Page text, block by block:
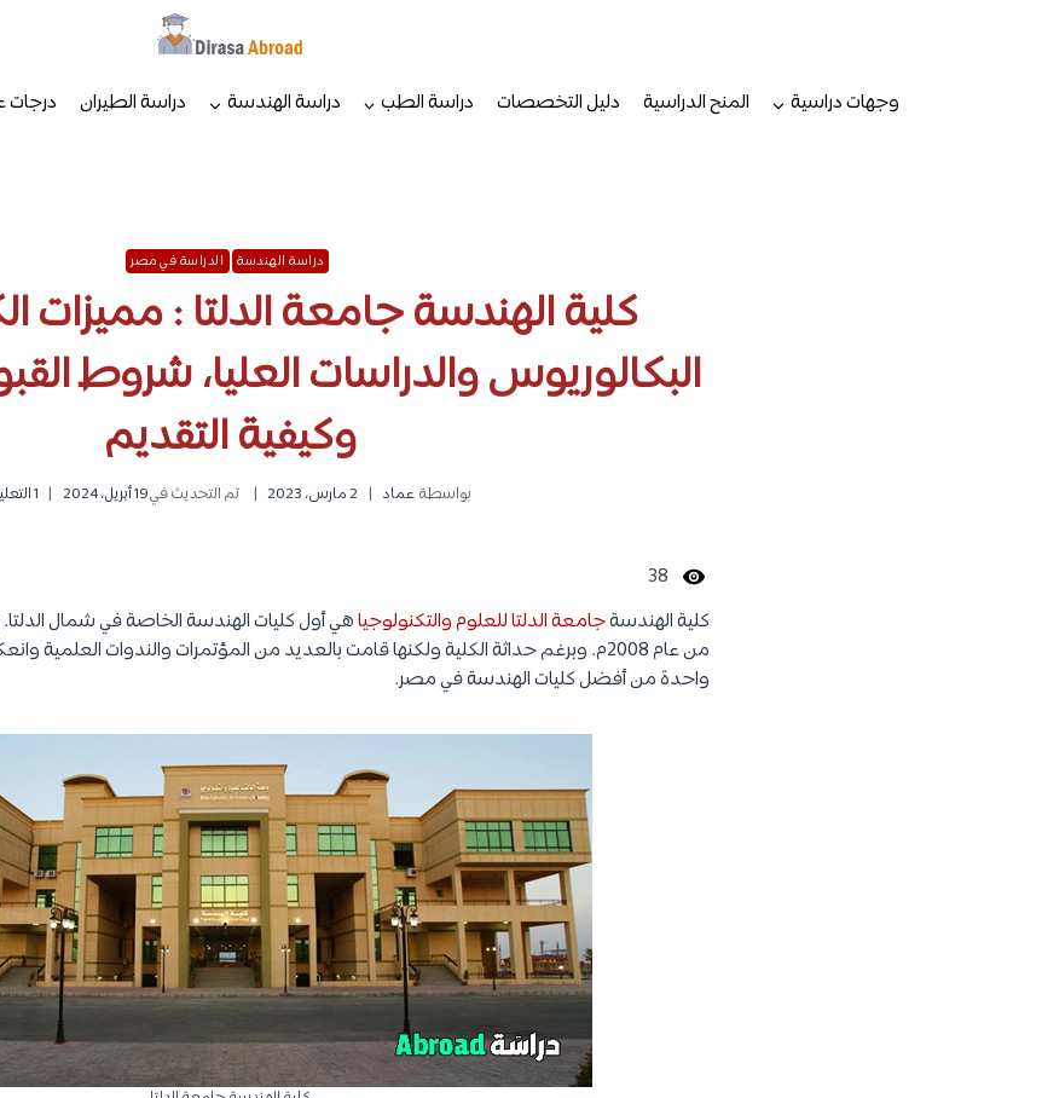
وجهات دراسية
المنح الدراسية دليل التخصصات دراسة الطب دراسة الهندسة دراسة الطيران درجات
دراسة الهندسة الدراسة في مصر
كلية الهندسة جامعة الدلتا : مميزات
البكالوريوس والدراسات العليا، شروط
وكيفية التقديم
بواسطة عماد 2 مارس، 2023 تم التحديث في19 أبريل، 2024 1 التعليق
38
كلية الهندسةجامعة الدلتا للعلوم والتكنولوجياهي أول كليات الهندسة الخاصة في شمال الدلتا.
من عام 2008م. وبرغم حداثة الكلية ولكنها قامت بالعديد من المؤتمرات والندوات العلمية
واحدة من أفضل كليات الهندسة في مصر.